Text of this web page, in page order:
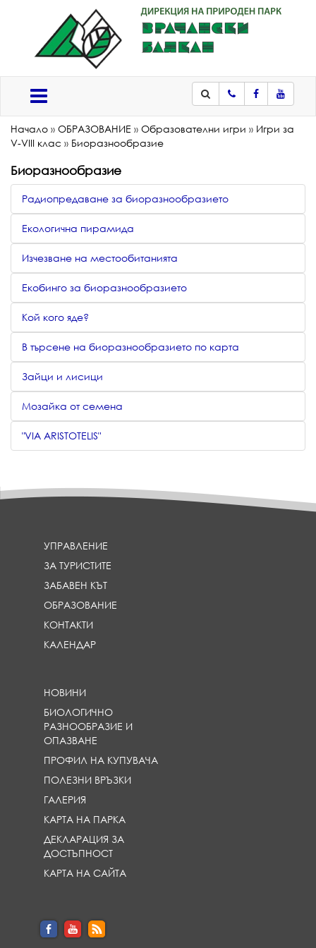
ТелефонFacebook
Начало » ОБРАЗОВАНИЕ » Образователни игри » Игри за
V-VIII клас » Биоразнообразие
Биоразнообразие
Радиопредаване за биоразнообразието
Екологична пирамида
Изчезване на местообитанията
Екобинго за биоразнообразието
Кой кого яде?
В търсене на биоразнообразието по карта
Зайци и лисици
Мозайка от семена
"VIA ARISTOTELIS"
УПРАВЛЕНИЕ
ЗА ТУРИСТИТЕ
ЗАБАВЕН КЪТ
ОБРАЗОВАНИЕ
КОНТАКТИ
КАЛЕНДАР
НОВИНИ
БИОЛОГИЧНО
РАЗНООБРАЗИЕ И
ОПАЗВАНЕ
ПРОФИЛ НА КУПУВАЧА
ПОЛЕЗНИ ВРЪЗКИ
ГАЛЕРИЯ
КАРТА НА ПАРКА
ДЕКЛАРАЦИЯ ЗА
ДОСТЪПНОСТ
КАРТА НА САЙТА